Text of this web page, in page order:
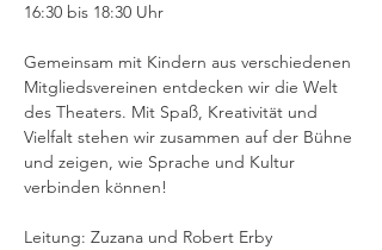
16:30 bis 18:30 Uhr
Gemeinsam mit Kindern aus verschiedenen
Mitgliedsvereinen entdecken wir die Welt
des Theaters. Mit Spaß, Kreativität und
Vielfalt stehen wir zusammen auf der Bühne
und zeigen, wie Sprache und Kultur
verbinden können!
Leitung: Zuzana und Robert Erby